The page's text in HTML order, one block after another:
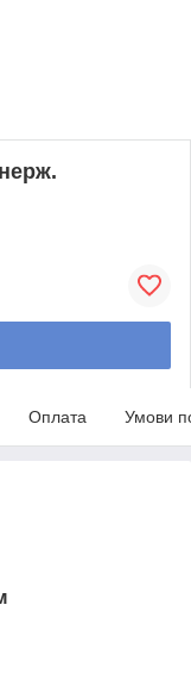
Оплата Умови